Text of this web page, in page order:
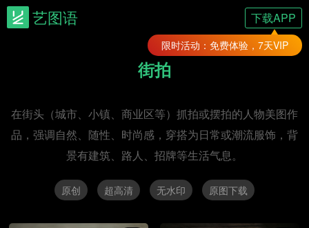
艺图语 下载APP
限时活动：免费体验，7天VIP
街拍
在街头（城市、小镇、商业区等）抓拍或摆拍的人物美图作
品，强调自然、随性、时尚感，穿搭为日常或潮流服饰，背
景有建筑、路人、招牌等生活气息。
原创 超高清 无水印 原图下载